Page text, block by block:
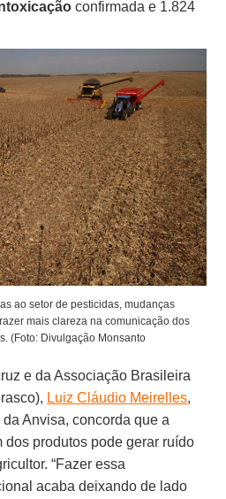
confirmada e 1.824
ao setor de pesticidas, mudanças
mais clareza na comunicação dos
(Foto: Divulgação Monsanto
e da Associação Brasileira
Luiz Cláudio Meirelles,
Anvisa, concorda que a
dos produtos pode gerar ruído
“Fazer essa
acaba deixando de lado